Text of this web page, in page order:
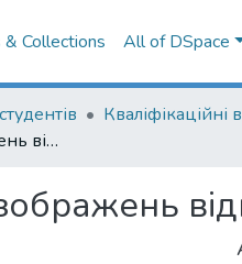
& Collections All of DSpace
Генерація зображень відповідно тексту